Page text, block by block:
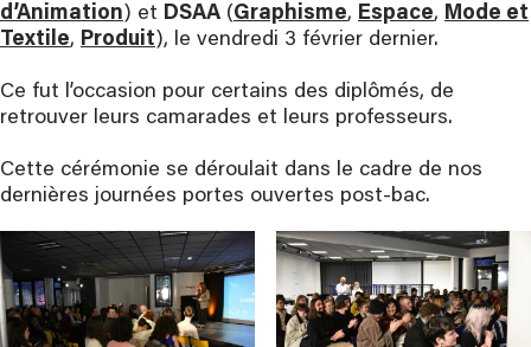
d’Animation) et DSAA (Graphisme, Espace, Mode et
Textile, Produit), le vendredi 3 février dernier.
Ce fut l’occasion pour certains des diplômés, de
retrouver leurs camarades et leurs professeurs.
Cette cérémonie se déroulait dans le cadre de nos
dernières journées portes ouvertes post-bac.